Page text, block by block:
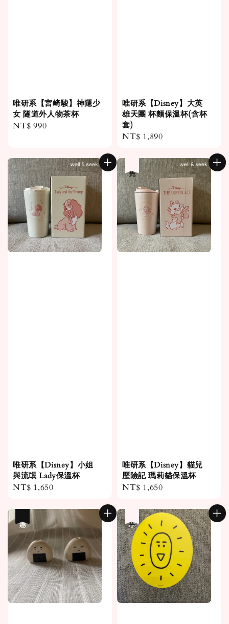
唯研系【宮崎駿】神隱少
女 隧道外人物茶杯
Regular
NT$ 990
唯研系【Disney】大英
雄天團 杯麵保溫杯(含杯
套)
Regular
NT$ 1,890
唯研系【Disney】小姐
與流氓 Lady保溫杯
Regular
NT$ 1,650
唯研系【Disney】貓兒
歷險記 瑪莉貓保溫杯
Regular
NT$ 1,650